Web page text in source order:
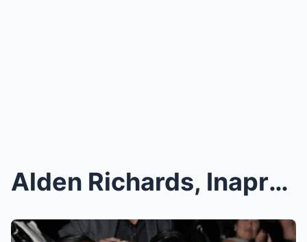
Alden Richards, Inaprubahan ang Mensahe ni Kathryn...